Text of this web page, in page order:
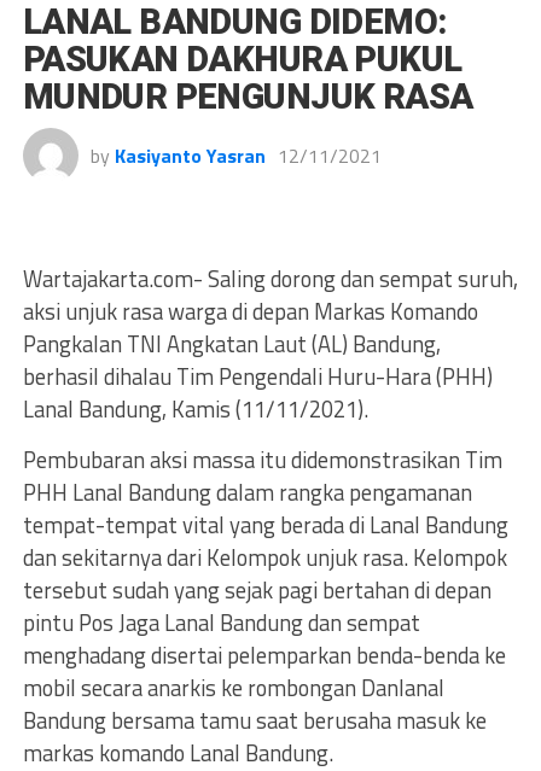
LANAL BANDUNG DIDEMO:
PASUKAN DAKHURA PUKUL
MUNDUR PENGUNJUK RASA
by Kasiyanto Yasran 12/11/2021
Wartajakarta.com- Saling dorong dan sempat suruh,
aksi unjuk rasa warga di depan Markas Komando
Pangkalan TNI Angkatan Laut (AL) Bandung,
berhasil dihalau Tim Pengendali Huru-Hara (PHH)
Lanal Bandung, Kamis (11/11/2021).
Pembubaran aksi massa itu didemonstrasikan Tim
PHH Lanal Bandung dalam rangka pengamanan
tempat-tempat vital yang berada di Lanal Bandung
dan sekitarnya dari Kelompok unjuk rasa. Kelompok
tersebut sudah yang sejak pagi bertahan di depan
pintu Pos Jaga Lanal Bandung dan sempat
menghadang disertai pelemparkan benda-benda ke
mobil secara anarkis ke rombongan Danlanal
Bandung bersama tamu saat berusaha masuk ke
markas komando Lanal Bandung.